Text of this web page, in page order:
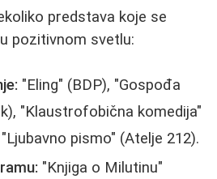
predstava koje se
pozitivnom svetlu:
"Eling" (BDP), "Gospođa
"Klaustrofobična komedija"
pismo" (Atelje 212).
"Knjiga o Milutinu"